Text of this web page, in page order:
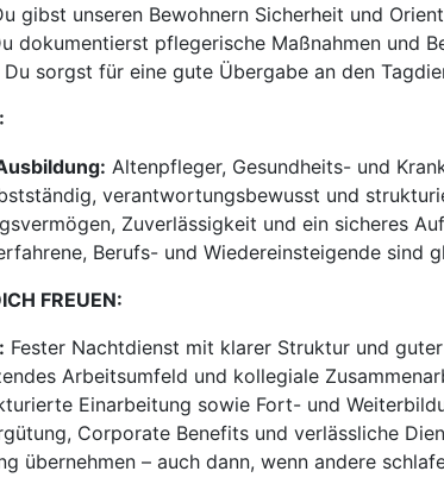
gibst unseren Bewohnern Sicherheit und
dokumentierst pflegerische Maßnahmen und
Du sorgst für eine gute Übergabe an den
Altenpfleger, Gesundheits- und
verantwortungsbewusst und
Zuverlässigkeit und ein sicheres
Berufs- und Wiedereinsteigende sind
FREUEN:
Fester Nachtdienst mit klarer Struktur und
Arbeitsumfeld und kollegiale
Einarbeitung sowie Fort- und
Corporate Benefits und verlässliche
übernehmen – auch dann, wenn andere